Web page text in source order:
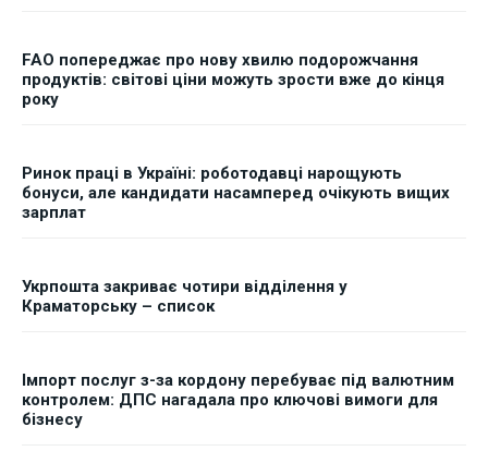
FAO попереджає про нову хвилю подорожчання
продуктів: світові ціни можуть зрости вже до кінця
року
Ринок праці в Україні: роботодавці нарощують
бонуси, але кандидати насамперед очікують вищих
зарплат
Укрпошта закриває чотири відділення у
Краматорську – список
Імпорт послуг з-за кордону перебуває під валютним
контролем: ДПС нагадала про ключові вимоги для
бізнесу